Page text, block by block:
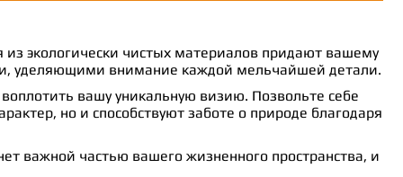
экологически чистых материалов придают вашему
уделяющими внимание каждой мельчайшей детали.
вашу уникальную визию. Позвольте себе
но и способствуют заботе о природе благодаря
важной частью вашего жизненного пространства, и